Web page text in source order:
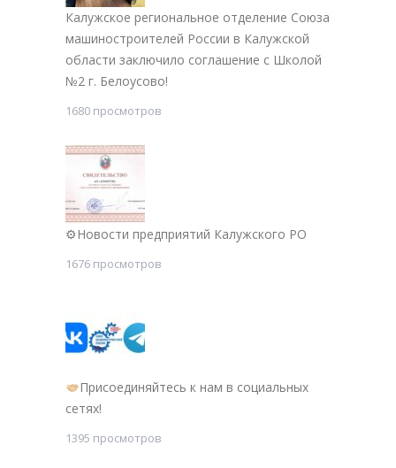
Калужское региональное отделение Союза
машиностроителей России в Калужской
области заключило соглашение с Школой
№2 г. Белоусово!
1680 просмотров
⚙Новости предприятий Калужского РО
1676 просмотров
Присоединяйтесь к нам в социальных
сетях!
1395 просмотров